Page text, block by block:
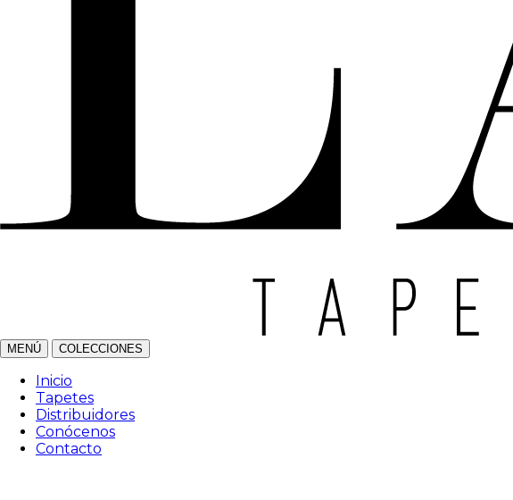
MENÚ COLECCIONES
Inicio
Tapetes
Distribuidores
Conócenos
Contacto